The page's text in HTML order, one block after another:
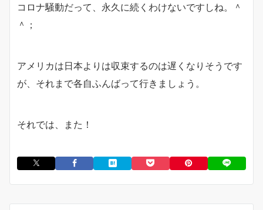
コロナ騒動だって、永久に続くわけないですしね。＾
＾；
アメリカは日本よりは収束するのは遅くなりそうです
が、それまで各自ふんばって行きましょう。
それでは、また！